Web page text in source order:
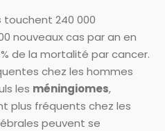
touchent 240 000
nouveaux cas par an en
de la mortalité par cancer.
chez les hommes
les méningiomes,
plus fréquents chez les
peuvent se